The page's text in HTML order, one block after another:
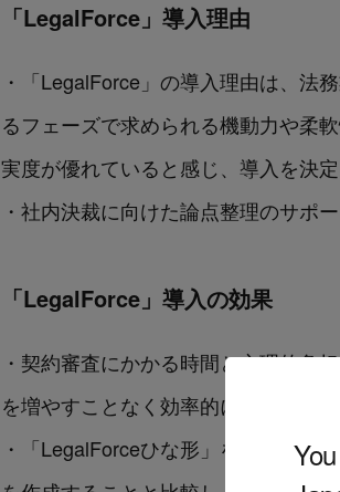
「LegalForce」導入理由
・「LegalForce」の導入理由は、法
るフェーズで求められる機動力や柔
実度が優れていると感じ、導入を決定
・社内決裁に向けた論点整理のサポ
「LegalForce」導入の効果
・契約審査にかかる時間と心理的負
を増やすことなく効率的に摘出できる
・「LegalForceひな形」を活用し、